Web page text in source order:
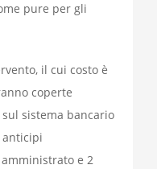
pure per gli
il cui costo è
coperte
sistema bancario
anticipi
e 2